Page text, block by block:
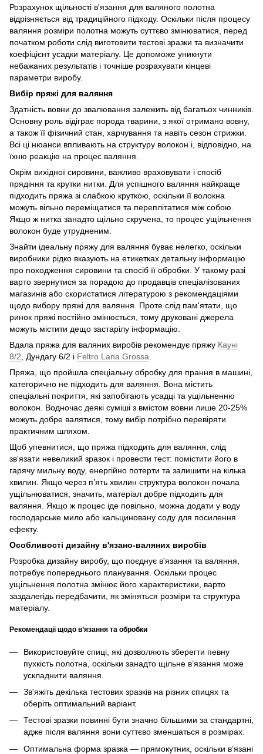
Розрахунок щільності в'язання для валяного полотна
відрізняється від традиційного підходу. Оскільки після процесу
валяння розміри полотна можуть суттєво змінюватися, перед
початком роботи слід виготовити тестові зразки та визначити
коефіцієнт усадки матеріалу. Це допоможе уникнути
небажаних результатів і точніше розрахувати кінцеві
параметри виробу.
Вибір пряжі для валяння
Здатність вовни до звалювання залежить від багатьох чинників.
Основну роль відіграє порода тварини, з якої отримано вовну,
а також її фізичний стан, харчування та навіть сезон стрижки.
Всі ці нюанси впливають на структуру волокон і, відповідно, на
їхню реакцію на процес валяння.
Окрім вихідної сировини, важливо враховувати і спосіб
прядіння та крутки нитки. Для успішного валяння найкраще
підходить пряжа зі слабкою круткою, оскільки її волокна
можуть вільно переміщатися та переплітатися між собою.
Якщо ж нитка занадто щільно скручена, то процес ущільнення
волокон буде утрудненим.
Знайти ідеальну пряжу для валяння буває нелегко, оскільки
виробники рідко вказують на етикетках детальну інформацію
про походження сировини та спосіб її обробки. У такому разі
варто звернутися за порадою до продавців спеціалізованих
магазинів або скористатися літературою з рекомендаціями
щодо вибору пряжі для валяння. Проте слід пам'ятати, що
ринок пряжі постійно змінюється, тому друковані джерела
можуть містити дещо застарілу інформацію.
Вдала пряжа для валяних виробів рекомендує пряжу Кауні
8/2 , Дундагу 6/2 і Feltro Lana Grossa
Пряжа, що пройшла спеціальну обробку для прання в машині,
категорично не підходить для валяння. Вона містить
спеціальні покриття, які запобігають усадці та ущільненню
волокон. Водночас деякі суміші з вмістом вовни лише 20-25%
можуть добре валятися, тому вибір потрібно перевіряти
практичним шляхом.
Щоб упевнитися, що пряжа підходить для валяння, слід
зв'язати невеликий зразок і провести тест: помістити його в
гарячу мильну воду, енергійно потерти та залишити на кілька
хвилин. Якщо через п’ять хвилин структура волокон почала
ущільнюватися, значить, матеріал добре підходить для
валяння. Якщо ж процес іде повільно, можна додати у воду
господарське мило або кальциновану соду для посилення
ефекту.
Особливості дизайну в'язано-валяних виробів
Розробка дизайну виробу, що поєднує в'язання та валяння,
потребує попереднього планування. Оскільки процес
ущільнення полотна змінює його характеристики, варто
заздалегідь передбачити, як зміняться розміри та структура
матеріалу.
Рекомендації щодо в’язання та обробки
Використовуйте спиці, які дозволяють зберегти певну
пухкість полотна, оскільки занадто щільне в’язання може
ускладнити валяння.
Зв'яжіть декілька тестових зразків на різних спицях та
оберіть оптимальний варіант.
Тестові зразки повинні бути значно більшими за стандартні,
адже після валяння вони суттєво зменшаться в розмірах.
Оптимальна форма зразка — прямокутник, оскільки в’язані